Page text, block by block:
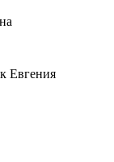
Евгения